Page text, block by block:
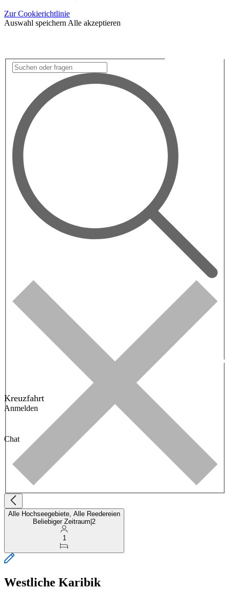
Zur Cookierichtlinie
Auswahl speichern Alle akzeptieren
Kreuzfahrt
Anmelden
Chat
Alle Hochseegebiete, Alle Reedereien
Beliebiger Zeitraum 2
1
Westliche Karibik